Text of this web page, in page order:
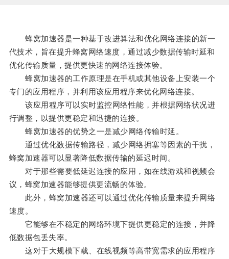
蜂窝加速器是一种基于改进算法和优化网络连接的新一
代技术，旨在提升蜂窝网络速度，通过减少数据传输时延和
优化传输质量，提供更快速的网络连接体验。
蜂窝加速器的工作原理是在手机或其他设备上安装一个
专门的应用程序，并利用该应用程序来优化网络连接。
该应用程序可以实时监控网络性能，并根据网络状况进
行调整，以提供更稳定和迅捷的连接。
蜂窝加速器的优势之一是减少网络传输时延。
通过优化数据传输路径，减少网络拥塞等因素的干扰，
蜂窝加速器可以显著降低数据传输的延迟时间。
对于那些需要低延迟连接的应用，如在线游戏和视频会
议，蜂窝加速器能够提供更流畅的体验。
此外，蜂窝加速器还可以通过优化传输质量来提升网络
速度。
它能够在不稳定的网络环境下提供更稳定的连接，并降
低数据包丢失率。
这对于大规模下载、在线视频等高带宽需求的应用程序